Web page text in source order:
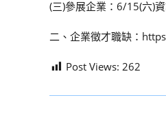
(三)參展企業：6/15(六)
二、企業徵才職缺：
Post Views: 262